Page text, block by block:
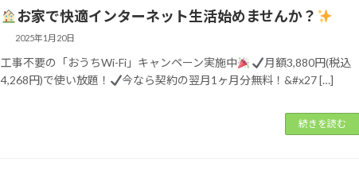
お家で快適インターネット生活始めませんか？
2025年1月20日
工事不要の「おうちWi-Fi」キャンペーン実施中
月額3,880円(税込
4,268円)で使い放題！
今なら契約の翌月1ヶ月分無料！&#x27 […]
続きを読む